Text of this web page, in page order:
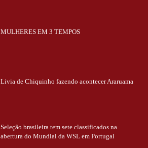
MULHERES EM 3 TEMPOS
Livia de Chiquinho fazendo acontecer Araruama
Seleção brasileira tem sete classificados na
abertura do Mundial da WSL em Portugal